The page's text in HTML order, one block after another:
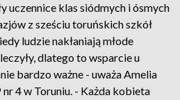
uczennice klas siódmych i ósmych
z sześciu toruńskich szkół
ludzie nakłaniają młode
dlatego to wsparcie u
bardzo ważne - uważa Amelia
nr 4 w Toruniu. - Każda kobieta